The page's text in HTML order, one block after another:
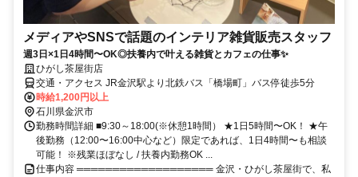
メディアやSNSで話題のインテリア雑貨販売スタッフ
週3日×1日4時間〜OK◎扶養内で叶える雑貨とカフェの仕事✨
ひがし茶屋街店
交通・アクセス JR金沢駅より北鉄バス「橋場町」バス停徒歩5分
時給1,200円以上
石川県金沢市
勤務時間詳細 ■9:30～18:00(※休憩1時間） ★1日5時間〜OK！ ★午
後勤務（12:00〜16:00中心など）限定であれば、1日4時間〜も相談
可能！ ※残業ほぼなし / 扶養内勤務OK ...
仕事内容 ═══════════════════ 金沢・ひがし茶屋街で、私